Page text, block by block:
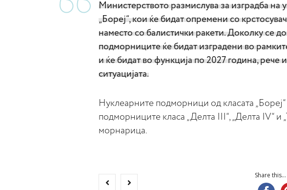
Министерството размислува за изградба
„Бореј“, кои ќе бидат опремени со
наместо со балистички ракети. Доколку се
подморниците ќе бидат изградени во
и ќе бидат во функција по 2027 година, рече
ситуацијата.
Нуклеарните подморници од класата
подморниците класа „Делта III“, „Делта IV“ и
морнарица.
Share this...